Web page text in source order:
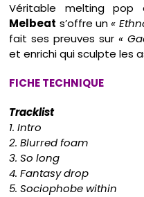
Véritable melting pop
Melbeat s’offre un«
fait ses preuves sur«
et enrichi qui sculpte les
FICHE TECHNIQUE
Tracklist
1. Intro
2. Blurred foam
3. So long
4. Fantasy drop
5. Sociophobe within